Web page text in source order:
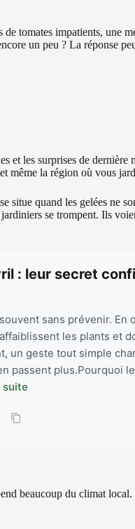
tomates impatients, une
un peu ? La réponse
et les surprises de dernière
même la région où vous
se situe quand les gelées ne
se trompent. Ils
: leur secret
sans prévenir. En
les plants et
un geste tout simple
passent plus.Pourquoi
suite
beaucoup du climat